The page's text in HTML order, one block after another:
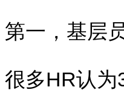
第一，基层
很多HR认为